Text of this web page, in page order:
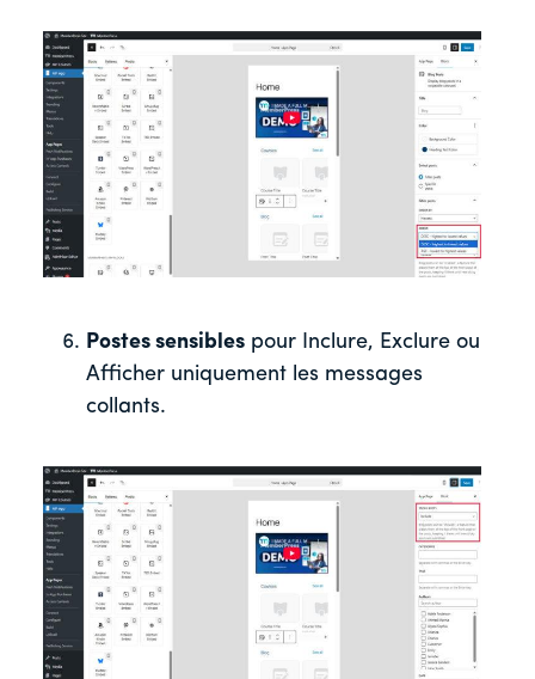
Postes sensibles pour Inclure, Exclure ou
Afficher uniquement les messages
collants.